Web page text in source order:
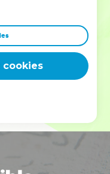
et responsables
afin que leurs erreurs
un ministère, une
expérience est faite
cookies